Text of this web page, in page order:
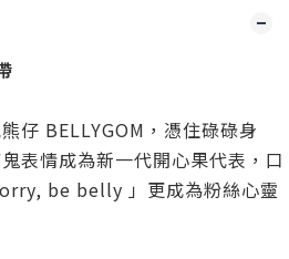
仔 BELLYGOM，憑住碌碌身
表情成為新一代開心果代表，口
be belly 」更成為粉絲心靈